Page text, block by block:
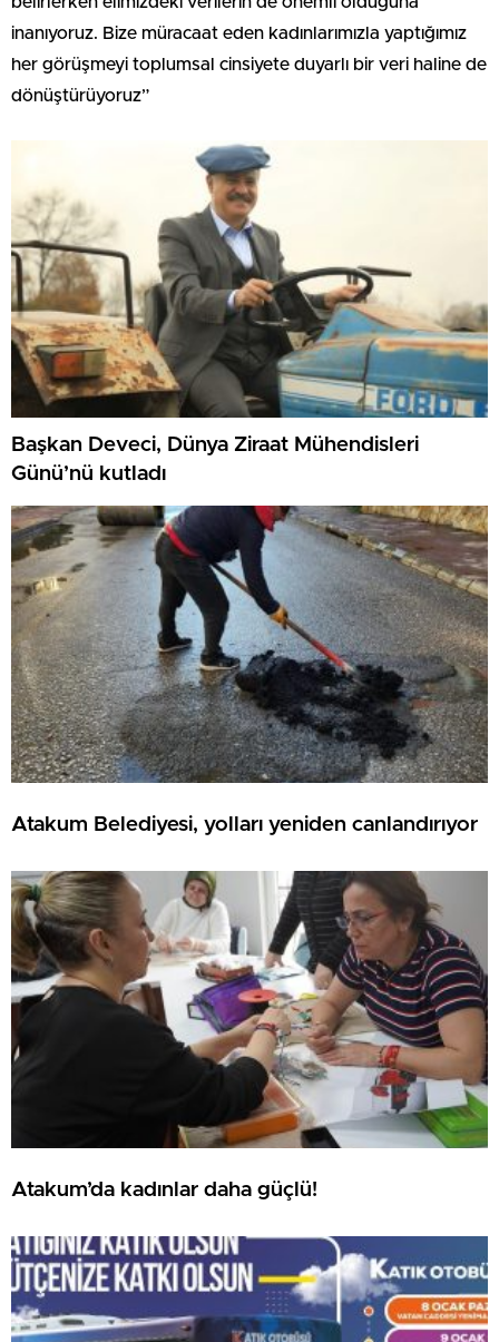
inanıyoruz. Bize müracaat eden kadınlarımızla yaptığımız
her görüşmeyi toplumsal cinsiyete duyarlı bir veri haline de
dönüştürüyoruz”
Başkan Deveci, Dünya Ziraat Mühendisleri
Günü’nü kutladı
Atakum Belediyesi, yolları yeniden canlandırıyor
Atakum’da kadınlar daha güçlü!